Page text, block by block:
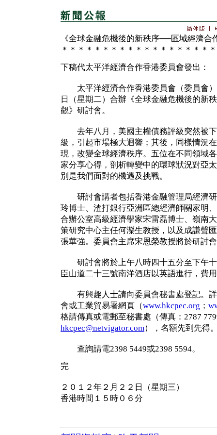
《全球金融危機後的新秩序──區域經濟合
＊＊＊＊＊＊＊＊＊＊＊＊＊＊＊＊＊＊
下稿代太平洋經濟合作香港委員會發出：
太平洋經濟合作香港委員會（委員會）
日（星期二）合辦《全球金融危機後的新
觀》研討會。
去年八月，美國主權債務評級突然被下
級，引起市場極大迴響；其後，同樣情況
現，改變全球經濟秩序。五位在不同領域
家分享心得，剖析轉變中的環球狀況對亞
別是我們面對的機遇及挑戰。
研討會講者包括香港金融管理局經濟研
玲博士、渣打銀行亞洲區總經濟師關家明
合辦公室高級經濟學家宋雷磊博士、嶺南
策研究中心主任何濼生教授，以及成謙聲
張華強。委員會主席宋恩榮教授將於研討
研討會將於上午八時四十五分至下午十
臣山道二十三號南洋酒店以英語進行，費
有興趣人士請向委員會秘書處登記。詳
會或工業貿易署網頁（www.hkcpec.org ；
格請傳真或電郵至秘書處（傳真：2787
hkcpec@netvigator.com），名額先到先得
查詢請電2398 5449或2398 5594。
完
２０１２年２月２２日（星期三）
香港時間１５時０６分